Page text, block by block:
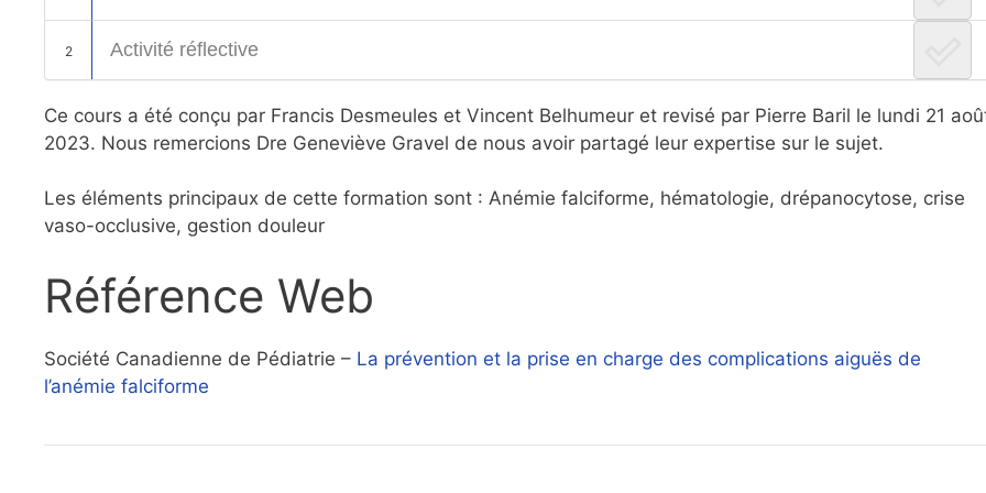
2 Activité réflective
Ce cours a été conçu par Francis Desmeules et Vincent Belhumeur et revisé par Pierre Baril le lundi 21
2023. Nous remercions Dre Geneviève Gravel de nous avoir partagé leur expertise sur le sujet.
Les éléments principaux de cette formation sont : Anémie falciforme, hématologie, drépanocytose, crise
vaso-occlusive, gestion douleur
Référence Web
Société Canadienne de Pédiatrie – La prévention et la prise en charge des complications aiguës de
l’anémie falciforme